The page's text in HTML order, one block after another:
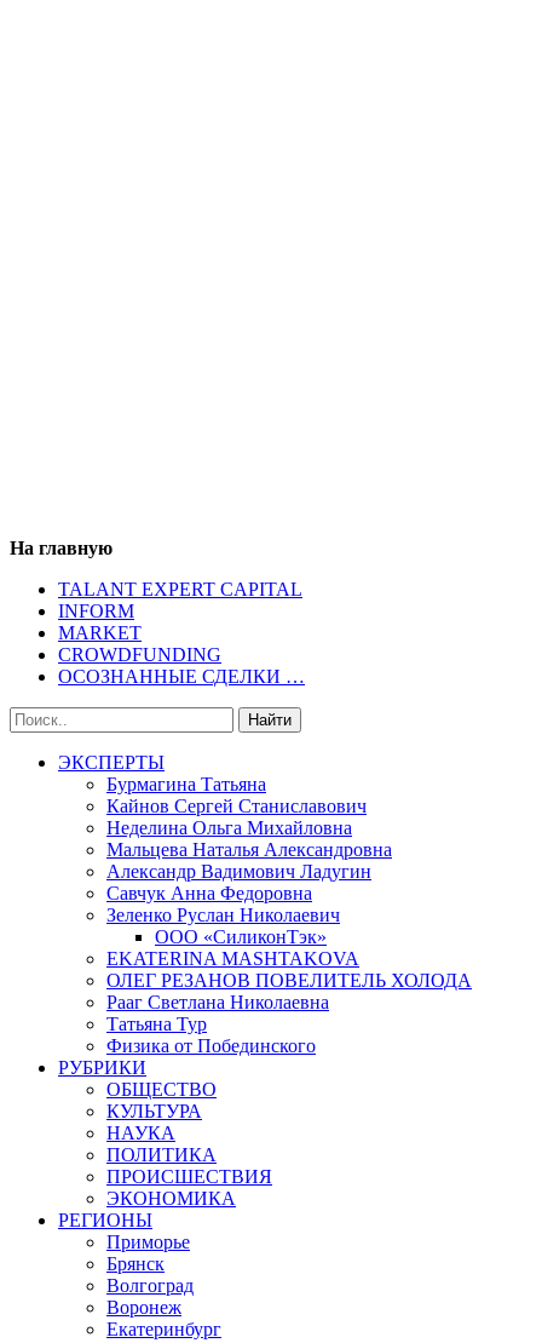
На главную
TALANT EXPERT CAPITAL
INFORM
MARKET
CROWDFUNDING
ОСОЗНАННЫЕ СДЕЛКИ …
ЭКСПЕРТЫ
Бурмагина Татьяна
Кайнов Сергей Станиславович
Неделина Ольга Михайловна
Мальцева Наталья Александровна
Александр Вадимович Ладугин
Савчук Анна Федоровна
Зеленко Руслан Николаевич
ООО «СиликонТэк»
EKATERINA MASHTAKOVA
ОЛЕГ РЕЗАНОВ ПОВЕЛИТЕЛЬ ХОЛОДА
Рааг Светлана Николаевна
Татьяна Тур
Физика от Побединского
РУБРИКИ
ОБЩЕСТВО
КУЛЬТУРА
НАУКА
ПОЛИТИКА
ПРОИСШЕСТВИЯ
ЭКОНОМИКА
РЕГИОНЫ
Приморье
Брянск
Волгоград
Воронеж
Екатеринбург